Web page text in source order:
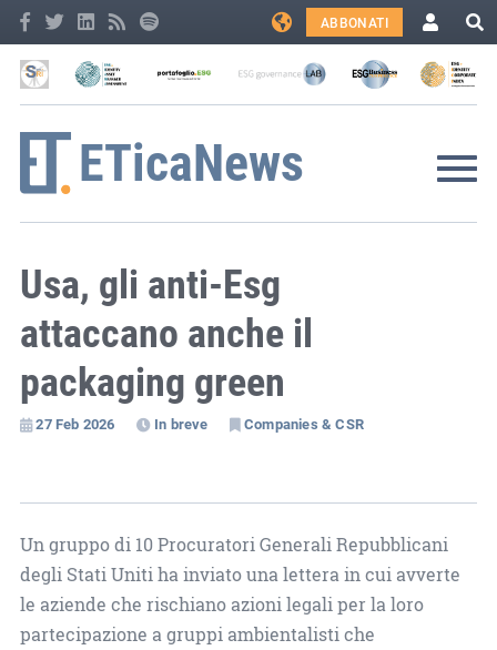
ABBONATI
Usa, gli anti-Esg
attaccano anche il
packaging green
27 Feb 2026 In breve Companies & CSR
Un gruppo di 10 Procuratori Generali Repubblicani
degli Stati Uniti ha inviato una lettera in cui avverte
le aziende che rischiano azioni legali per la loro
partecipazione a gruppi ambientalisti che